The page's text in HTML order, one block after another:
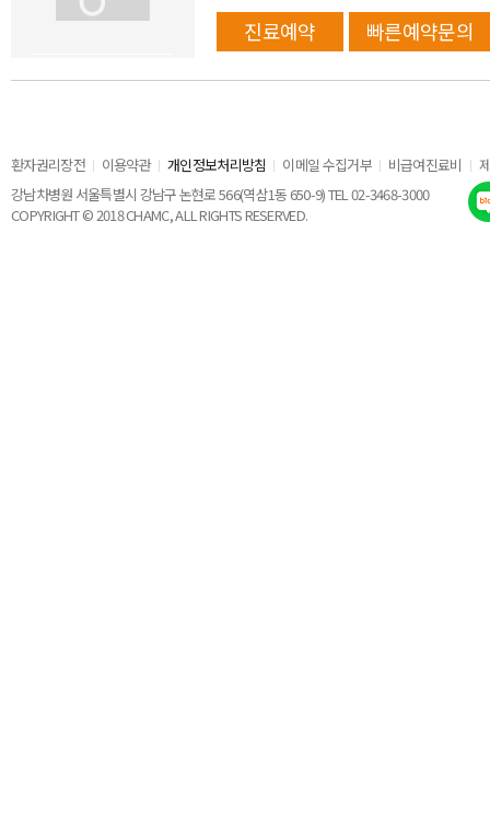
진료예약 빠른예약문의
환자권리장전 이용약관 개인정보처리방침 이메일 수집거부 비급여진료비
강남차병원 서울특별시 강남구 논현로 566(역삼1동 650-9) TEL 02-3468-3000
COPYRIGHT © 2018 CHAMC, ALL RIGHTS RESERVED.